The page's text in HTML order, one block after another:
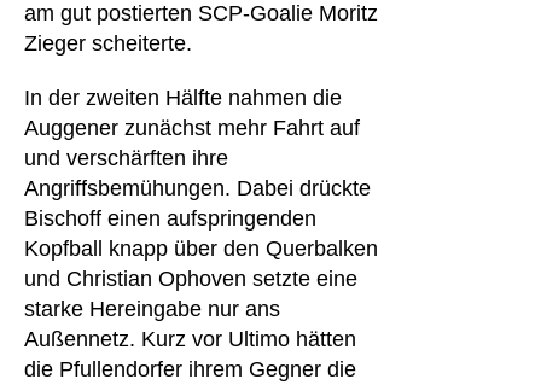
am gut postierten SCP-Goalie Moritz
Zieger scheiterte.
In der zweiten Hälfte nahmen die
Auggener zunächst mehr Fahrt auf
und verschärften ihre
Angriffsbemühungen. Dabei drückte
Bischoff einen aufspringenden
Kopfball knapp über den Querbalken
und Christian Ophoven setzte eine
starke Hereingabe nur ans
Außennetz. Kurz vor Ultimo hätten
die Pfullendorfer ihrem Gegner die